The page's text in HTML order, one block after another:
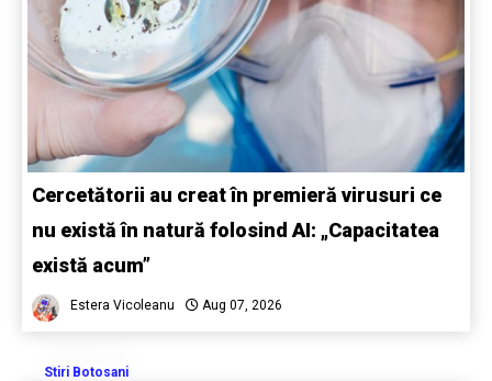
Cercetătorii au creat în premieră virusuri ce
nu există în natură folosind AI: „Capacitatea
există acum”
Estera Vicoleanu Aug 07, 2026
Stiri Botosani